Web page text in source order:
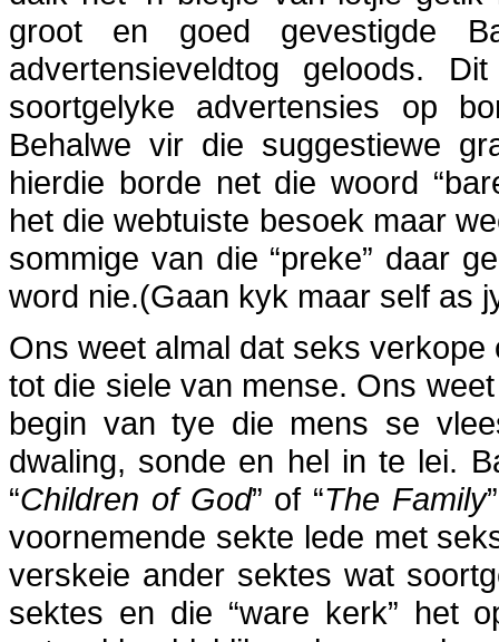
groot en goed gevestigde
advertensieveldtog geloods.
soortgelyke advertensies op
Behalwe vir die suggestiewe
hierdie borde net die woord
het die webtuiste besoek maar
sommige van die “preke” daar
word nie.(Gaan kyk maar self as
Ons weet almal dat seks
tot die siele van mense. Ons
begin van tye die mens se
dwaling, sonde en hel in te lei.
“Children of God” of “The Family
voornemende sekte lede met
verskeie ander sektes wat
sektes en die “ware kerk” het